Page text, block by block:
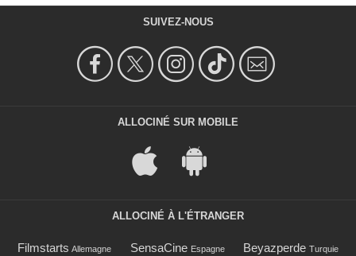
SUIVEZ-NOUS
ALLOCINÉ SUR MOBILE
ALLOCINÉ À L'ÉTRANGER
Filmstarts Allemagne SensaCine Espagne Beyazperde Turquie